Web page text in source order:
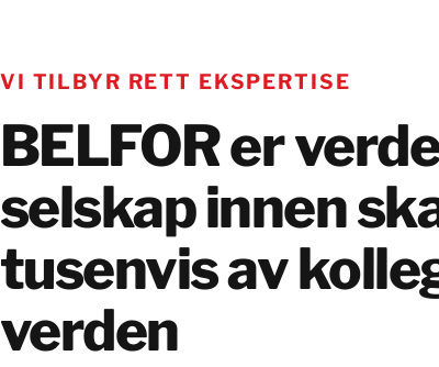
VI TILBYR RETT EKSPERTISE
BELFOR er
selskap innen
tusenvis av
verden